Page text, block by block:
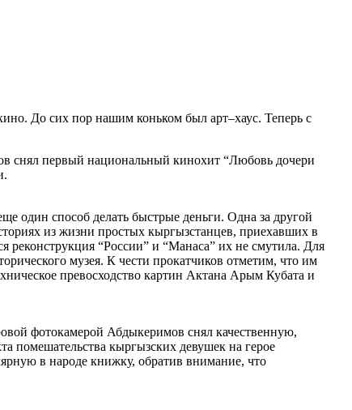
До сих пор нашим коньком был арт–хаус. Теперь с
снял первый национальный кинохит “Любовь дочери
один способ делать быстрые деньги. Одна за другой
из жизни простых кыргызстанцев, приехавших в
“России” и “Манаса” их не смутила. Для
музея. К чести прокатчиков отметим, что им
превосходство картин Актана Арым Кубата и
фотокамерой Абдыкеримов снял качественную,
помешательства кыргызских девушек на герое
в народе книжку, обратив внимание, что